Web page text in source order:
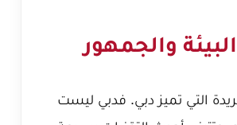
التي تميز دبي. فدبي ليست